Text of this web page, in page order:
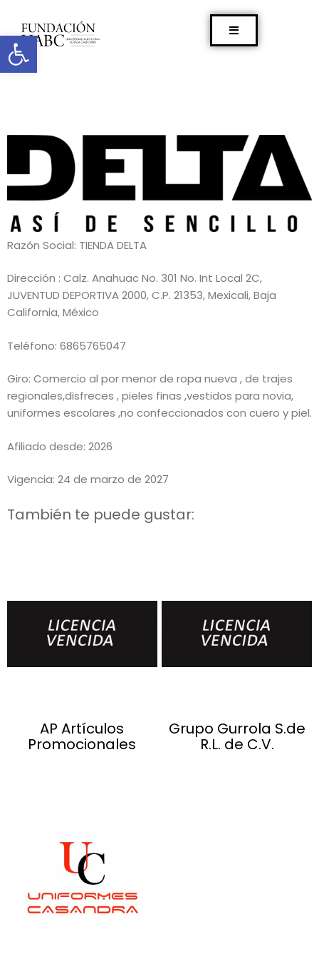
Abrir barra de herramientas
Razón Social: TIENDA DELTA
Dirección : Calz. Anahuac No. 301 No. Int Local 2C,
JUVENTUD DEPORTIVA 2000, C.P. 21353, Mexicali, Baja
California, México
Teléfono: 6865765047
Giro: Comercio al por menor de ropa nueva , de trajes
regionales,disfreces , pieles finas ,vestidos para novia,
uniformes escolares ,no confeccionados con cuero y piel.
Afiliado desde: 2026
Vigencia: 24 de marzo de 2027
También te puede gustar:
AP Artículos
Promocionales
Grupo Gurrola S.de
R.L. de C.V.